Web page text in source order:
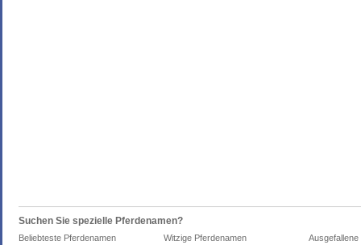
Suchen Sie spezielle Pferdenamen?
Beliebteste Pferdenamen Witzige Pferdenamen